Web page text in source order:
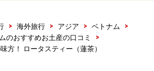
> 海外旅行 > アジア > ベトナム
>
のおすすめお土産の口コミ
>
方！ ロータスティー（蓮茶）